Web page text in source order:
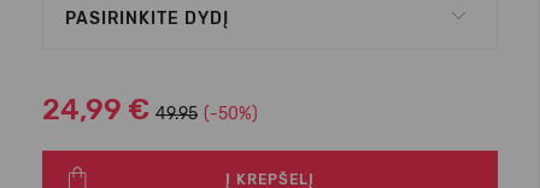
PASIRINKITE DYDĮ
24,99 € 49.95 (-50%)
Į KREPŠELĮ